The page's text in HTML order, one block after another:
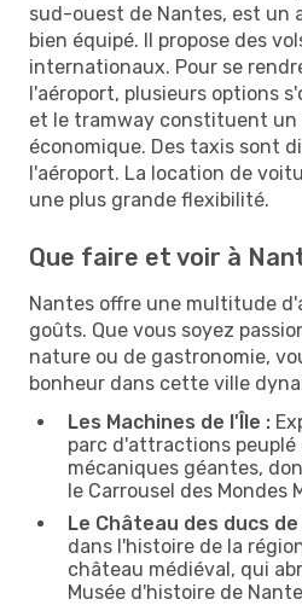
sud-ouest de Nantes, est un
bien équipé. Il propose des
internationaux. Pour se
l'aéroport, plusieurs options
et le tramway constituent un
économique. Des taxis sont
l'aéroport. La location de
une plus grande flexibilité.
Que faire et voir à
Nantes offre une multitude
goûts. Que vous soyez
nature ou de gastronomie,
bonheur dans cette ville
Les Machines de l'Île :
parc d'attractions peuplé
mécaniques géantes,
le Carrousel des Mondes
Le Château des ducs
dans l'histoire de la
château médiéval, qui
Musée d'histoire de